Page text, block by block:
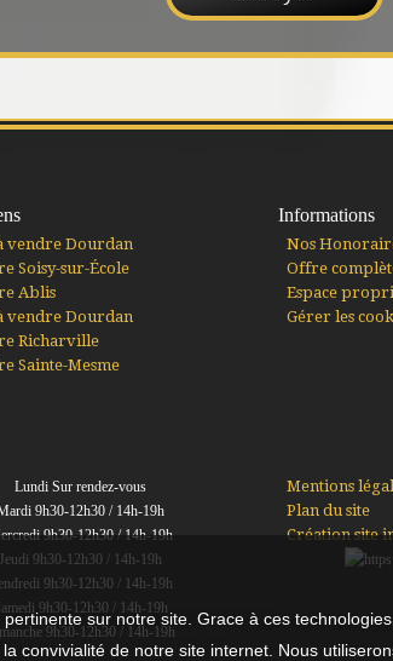
vendre Dourdan
Soisy-sur-École
Ablis
vendre Dourdan
Richarville
Sainte-Mesme
Informations
Nos
Offre
Espace
Gérer les
Lundi Sur rendez-vous
9h30-12h30 / 14h-19h
9h30-12h30 / 14h-19h
Jeudi 9h30-12h30 / 14h-19h
9h30-12h30 / 14h-19h
9h30-12h30 / 14h-19h
9h30-12h30 / 14h-19h
Mentions
Plan du site
Création site
sur notre site. Grace à ces
de notre site internet. Nous